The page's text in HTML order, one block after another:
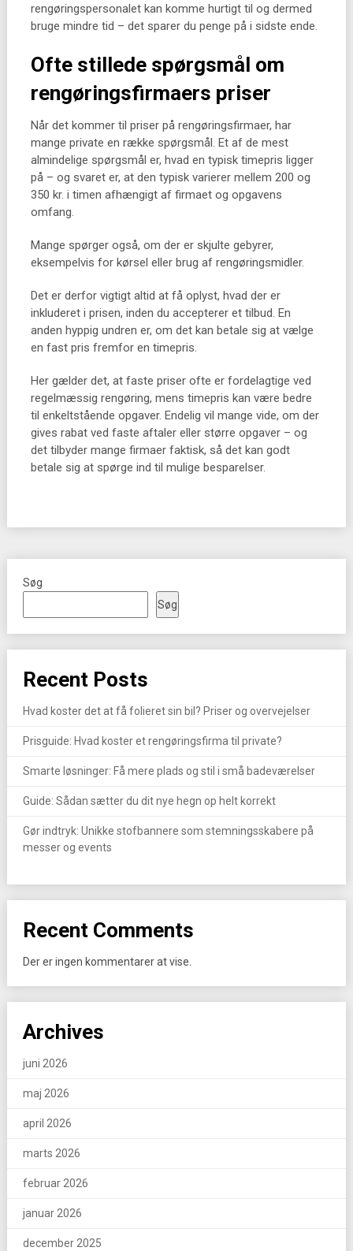
rengøringspersonalet kan komme hurtigt til og dermed
bruge mindre tid – det sparer du penge på i sidste ende.
Ofte stillede spørgsmål om
rengøringsfirmaers priser
Når det kommer til priser på rengøringsfirmaer, har
mange private en række spørgsmål. Et af de mest
almindelige spørgsmål er, hvad en typisk timepris ligger
på – og svaret er, at den typisk varierer mellem 200 og
350 kr. i timen afhængigt af firmaet og opgavens
omfang.
Mange spørger også, om der er skjulte gebyrer,
eksempelvis for kørsel eller brug af rengøringsmidler.
Det er derfor vigtigt altid at få oplyst, hvad der er
inkluderet i prisen, inden du accepterer et tilbud. En
anden hyppig undren er, om det kan betale sig at vælge
en fast pris fremfor en timepris.
Her gælder det, at faste priser ofte er fordelagtige ved
regelmæssig rengøring, mens timepris kan være bedre
til enkeltstående opgaver. Endelig vil mange vide, om der
gives rabat ved faste aftaler eller større opgaver – og
det tilbyder mange firmaer faktisk, så det kan godt
betale sig at spørge ind til mulige besparelser.
Søg
Søg
Recent Posts
Hvad koster det at få folieret sin bil? Priser og overvejelser
Prisguide: Hvad koster et rengøringsfirma til private?
Smarte løsninger: Få mere plads og stil i små badeværelser
Guide: Sådan sætter du dit nye hegn op helt korrekt
Gør indtryk: Unikke stofbannere som stemningsskabere på
messer og events
Recent Comments
Der er ingen kommentarer at vise.
Archives
juni 2026
maj 2026
april 2026
marts 2026
februar 2026
januar 2026
december 2025